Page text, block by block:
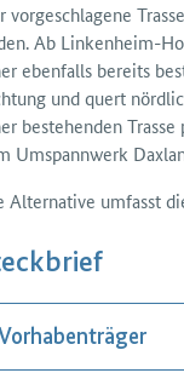
vorgeschlagene
Ab Linken­heim-
ebenfalls bereits
und quert
bestehenden
Umspann­werk
Alternative umfasst
Vorhabenträger